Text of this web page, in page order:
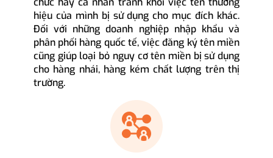
hiệu của mình bị sử dụng cho mục đích khác.
Đối với những doanh nghiệp nhập khẩu và
phân phối hàng quốc tế, việc đăng ký tên miền
cũng giúp loại bỏ nguy cơ tên miền bị sử dụng
cho hàng nhái, hàng kém chất lượng trên thị
trường.